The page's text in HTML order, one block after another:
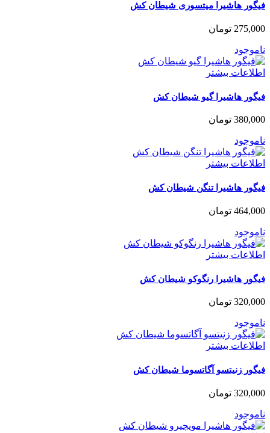
فیگور هاشیرا میتسوری شیطان کش
275,000 تومان
ناموجود
اطلاعات بیشتر
فیگور هاشیرا گیو شیطان کش
380,000 تومان
ناموجود
اطلاعات بیشتر
فیگور هاشیرا تنگن شیطان کش
464,000 تومان
ناموجود
اطلاعات بیشتر
فیگور هاشیرا رنگوکو شیطان کش
320,000 تومان
ناموجود
اطلاعات بیشتر
فیگور زنیتسو آگاتسوما شیطان کش
320,000 تومان
ناموجود